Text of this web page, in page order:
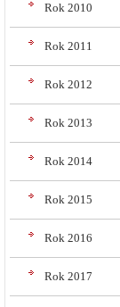
Rok 2010
Rok 2011
Rok 2012
Rok 2013
Rok 2014
Rok 2015
Rok 2016
Rok 2017